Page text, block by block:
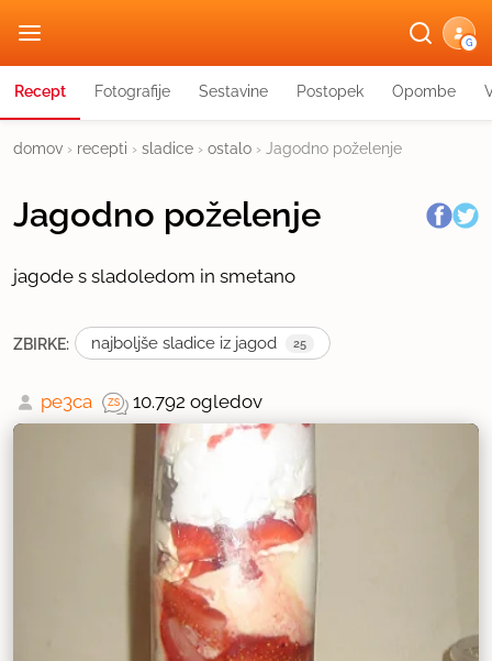
G
Recept Fotografije Sestavine Postopek Opombe
domov › recepti › sladice › ostalo › Jagodno poželenje
Jagodno poželenje
jagode s sladoledom in smetano
ZBIRKE: najboljše sladice iz jagod 25
pe3ca 10.792 ogledov